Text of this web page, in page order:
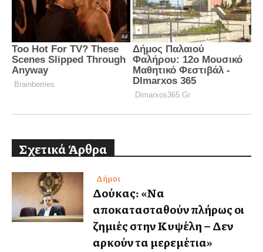
Σχετικά Άρθρα
Δήμοι
Δούκας: «Να
αποκατασταθούν πλήρως οι
ζημιές στην Κυψέλη – Δεν
αρκούν τα μερεμέτια»